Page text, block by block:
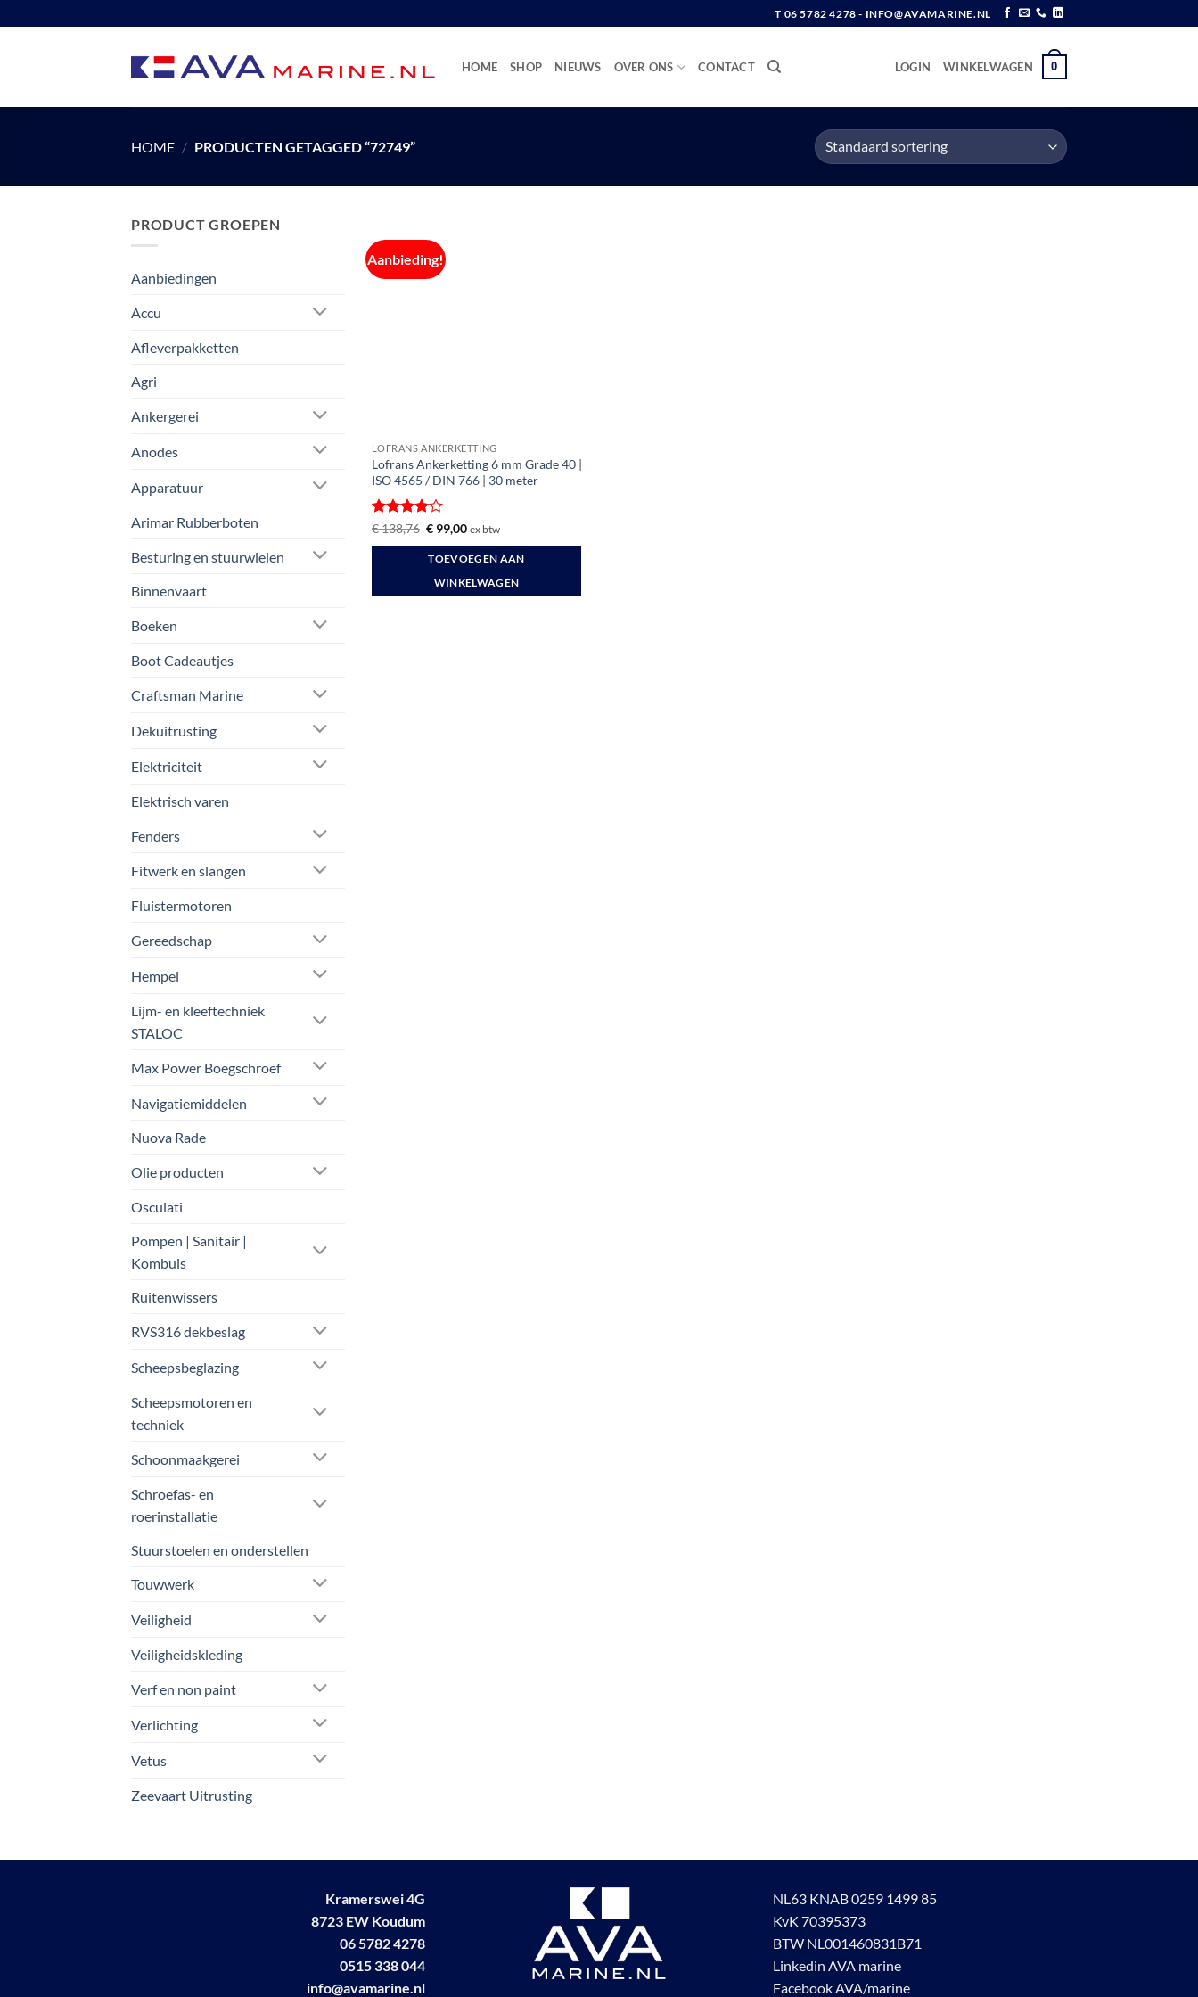
naar
T 06 5782 4278 - INFO@AVAMARINE.NL
HOME SHOP NIEUWS OVER ONS CONTACT LOGIN WINKELWAGEN 0
HOME / PRODUCTEN GETAGGED “72749”
PRODUCT GROEPEN
Aanbiedingen
Accu
Afleverpakketten
Agri
Ankergerei
Anodes
Apparatuur
Arimar Rubberboten
Besturing en stuurwielen
Binnenvaart
Boeken
Boot Cadeautjes
Craftsman Marine
Dekuitrusting
Elektriciteit
Elektrisch varen
Fenders
Fitwerk en slangen
Fluistermotoren
Gereedschap
Hempel
Lijm- en kleeftechniek
STALOC
Max Power Boegschroef
Navigatiemiddelen
Nuova Rade
Olie producten
Osculati
Pompen | Sanitair |
Kombuis
Ruitenwissers
RVS316 dekbeslag
Scheepsbeglazing
Scheepsmotoren en
techniek
Schoonmaakgerei
Schroefas- en
roerinstallatie
Stuurstoelen en onderstellen
Touwwerk
Veiligheid
Veiligheidskleding
Verf en non paint
Verlichting
Vetus
Zeevaart Uitrusting
Aanbieding!
LOFRANS ANKERKETTING
Lofrans Ankerketting 6 mm Grade 40 |
ISO 4565 / DIN 766 | 30 meter
Gewaardeerd
€138,76 Oorspronkelijke
prijs
was:
€ 138,76.
€ 99,00Huidige
is:
€ 99,00.
ex btw
TOEVOEGEN AAN
WINKELWAGEN
Kramerswei 4G
8723 EW Koudum
06 5782 4278
0515 338 044
info@avamarine.nl
NL63 KNAB 0259 1499 85
KvK 70395373
BTW NL001460831B71
Linkedin AVA marine
Facebook AVA/marine